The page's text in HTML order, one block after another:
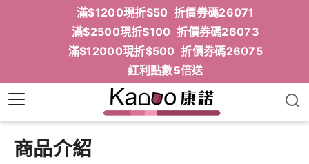
滿$1200現折$50 折價券碼26071
滿$2500現折$100 折價券碼26073
滿$12000現折$500 折價券碼26075
紅利點數5倍送
商品介紹